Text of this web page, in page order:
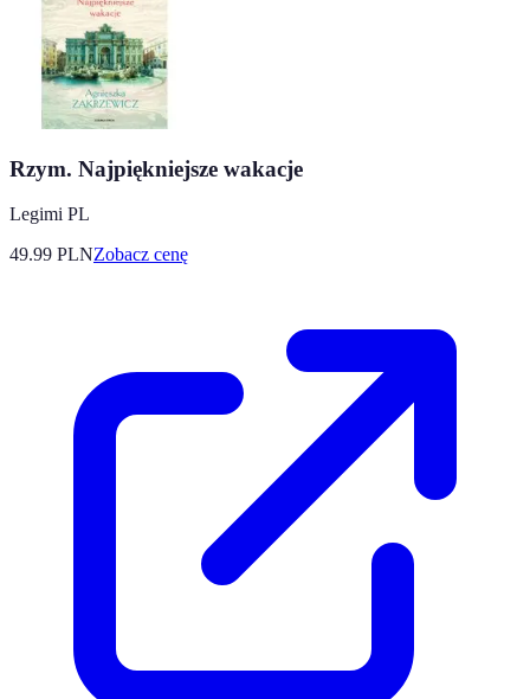
Rzym. Najpiękniejsze wakacje
Legimi PL
49.99 PLNZobacz cenę